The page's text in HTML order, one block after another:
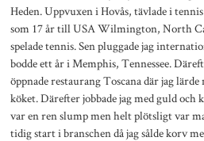
Heden. Uppvuxen i Hovås, tävlade i
som 17 år till USA Wilmington, North
spelade tennis. Sen pluggade jag
bodde ett år i Memphis, Tennessee.
öppnade restaurang Toscana där jag
köket. Därefter jobbade jag med guld och
var en ren slump men helt plötsligt var
tidig start i branschen då jag sålde korv